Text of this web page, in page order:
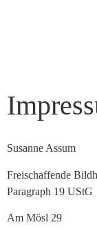
Susanne Assum
Freischaffende
Paragraph 19 UStG
Am Mösl 29